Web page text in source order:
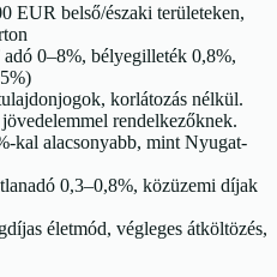
EUR belső/északi területeken,
0–8%, bélyegilleték 0,8%,
korlátozás nélkül.
rendelkezőknek.
kal alacsonyabb, mint Nyugat-
0,3–0,8%, közüzemi díjak
életmód, végleges átköltözés,